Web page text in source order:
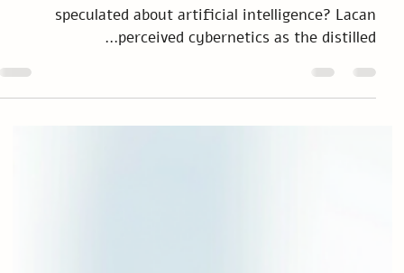
www.yisraely.com Abstract What might Lacan have
perceived cybernetics as the distilled...